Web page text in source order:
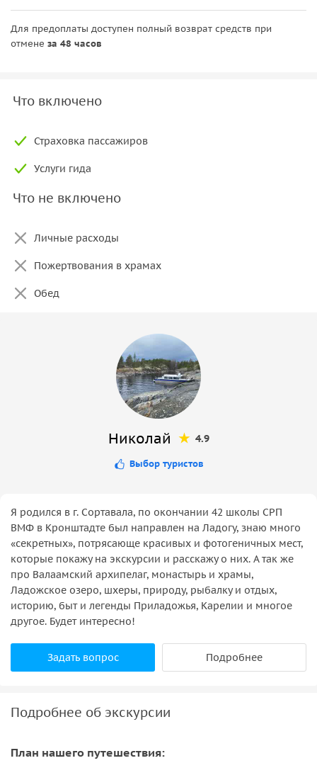
Для предоплаты доступен полный возврат средств при
отмене за 48 часов
Что включено
Страховка пассажиров
Услуги гида
Что не включено
Личные расходы
Пожертвования в храмах
Обед
Николай 4.9
Выбор туристов
Я родился в г. Сортавала, по окончании 42 школы СРП
ВМФ в Кронштадте был направлен на Ладогу, знаю много
«секретных», потрясающе красивых и фотогеничных мест,
которые покажу на экскурсии и расскажу о них. А так же
про Валаамский архипелаг, монастырь и храмы,
Ладожское озеро, шхеры, природу, рыбалку и отдых,
историю, быт и легенды Приладожья, Карелии и многое
другое. Будет интересно!
Задать вопрос Подробнее
Подробнее об экскурсии
План нашего путешествия: